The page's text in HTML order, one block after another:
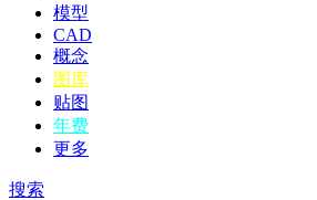
模型
CAD
概念
图库
贴图
年费
更多
搜索